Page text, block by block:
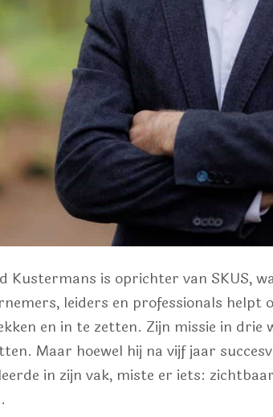
Kustermans is oprichter van SKUS,
leiders en professionals helpt
en in te zetten. Zijn missie in drie
Maar hoewel hij na vijf jaar
in zijn vak, miste er iets: